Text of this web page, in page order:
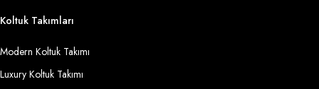
Koltuk Takımları
Modern Koltuk Takımı
Luxury Koltuk Takımı